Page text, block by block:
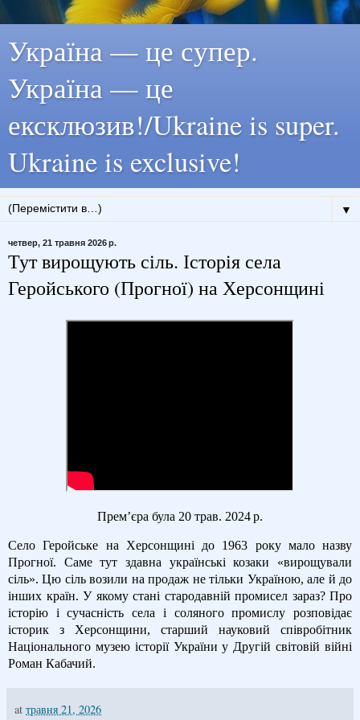
Україна — це супер.
Україна — це
ексклюзив!/Ukraine is super.
Ukraine is exclusive!
▼
четвер, 21 травня 2026 р.
Тут вирощують сіль. Історія села
Геройського (Прогної) на Херсонщині
Прем’єра була 20 трав. 2024 р.
Село Геройське на Херсонщині до 1963 року мало назву
Прогної. Саме тут здавна українські козаки «вирощували
сіль». Цю сіль возили на продаж не тільки Україною, але й до
інших країн. У якому стані стародавній промисел зараз? Про
історію і сучасність села і соляного промислу розповідає
історик з Херсонщини, старший науковий співробітник
Національного музею історії України у Другій світовій війні
Роман Кабачий.
at травня 21, 2026